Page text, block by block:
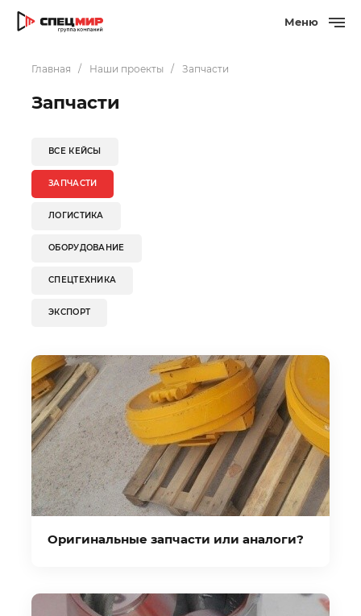
Меню
Главная Наши проекты Запчасти
Запчасти
ВСЕ КЕЙСЫ
ЗАПЧАСТИ
ЛОГИСТИКА
ОБОРУДОВАНИЕ
СПЕЦТЕХНИКА
ЭКСПОРТ
Оригинальные запчасти или аналоги?